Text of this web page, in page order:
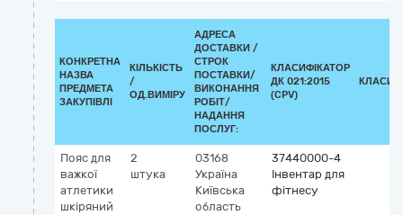
КОНКРЕТНА
НАЗВА
ПРЕДМЕТА
ЗАКУПІВЛІ
КІЛЬКІСТЬ
/
ОД.ВИМІРУ
АДРЕСА
ДОСТАВКИ /
СТРОК
ПОСТАВКИ/
ВИКОНАННЯ
РОБІТ/
НАДАННЯ
ПОСЛУГ:
КЛАСИФІКАТОР
ДК 021:2015
(CPV)
Пояс для
важкої
атлетики
шкіряний
2
штука
03168
Україна
Київська
область
37440000-4
Інвентар для
фітнесу